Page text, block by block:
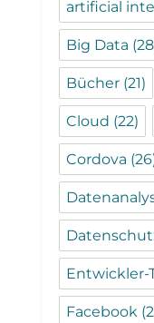
artificial
Big Data
Bücher (21)
Cloud (22)
Cordova
Entwickler-
Facebook